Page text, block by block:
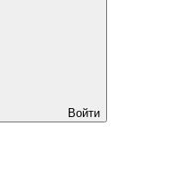
Войти